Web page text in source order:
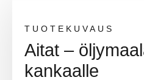
TUOTEKUVAUS
Aitat –
kankaalle